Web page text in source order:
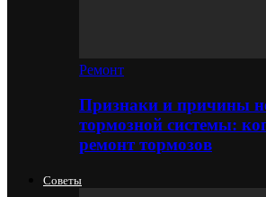
Ремонт
Признаки и причины
тормозной системы:
ремонт тормозов
Советы